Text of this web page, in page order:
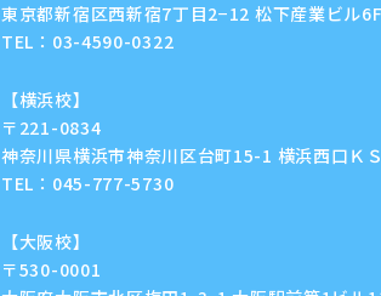
東京都新宿区西新宿7丁目2−12 松下産業ビル
TEL： 03-4590-0322
【横浜校】
〒221-0834
神奈川県横浜市神奈川区台町15-1 横浜西口Ｋ
TEL： 045-777-5730
【大阪校】
〒530-0001